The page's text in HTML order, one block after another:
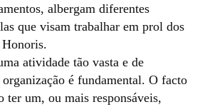
albergam diferentes
que visam trabalhar em prol dos
atividade tão vasta e de
é fundamental. O facto
ter um, ou mais responsáveis,